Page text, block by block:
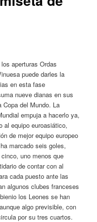
aperturas Ordas
puede darles la
en esta fase
nueve dianas en sus
Copa del Mundo. La
empuja a hacerlo ya,
al equipo euroasiático,
de mejor equipo europeo
marcado seis goles,
uno menos que
de contar con al
cada puesto ante las
algunos clubes franceses
los Leones se han
algo previsible, con
por su tres cuartos.